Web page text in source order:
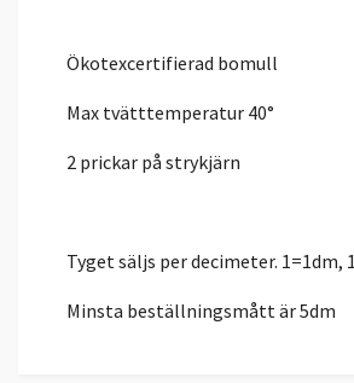
Ökotexcertifierad bomull
Max tvätttemperatur 40°
2 prickar på strykjärn
Tyget säljs per decimeter. 1=1dm,
Minsta beställningsmått är 5dm